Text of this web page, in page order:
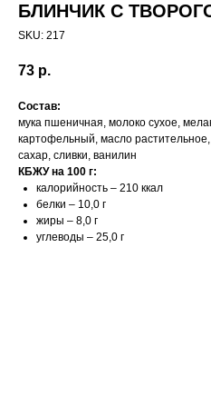
БЛИНЧИК С
SKU: 217
73 р.
Состав:
мука пшеничная, молоко сухое,
картофельный, масло
сахар, сливки, ванилин
КБЖУ на 100 г:
калорийность – 210 ккал
белки – 10,0 г
жиры – 8,0 г
углеводы – 25,0 г